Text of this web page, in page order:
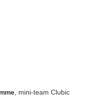
, mini-team Clubic